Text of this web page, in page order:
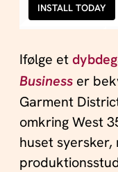
INSTALL TODAY
Ifølge et
Businesser
Garment
omkring West
huset